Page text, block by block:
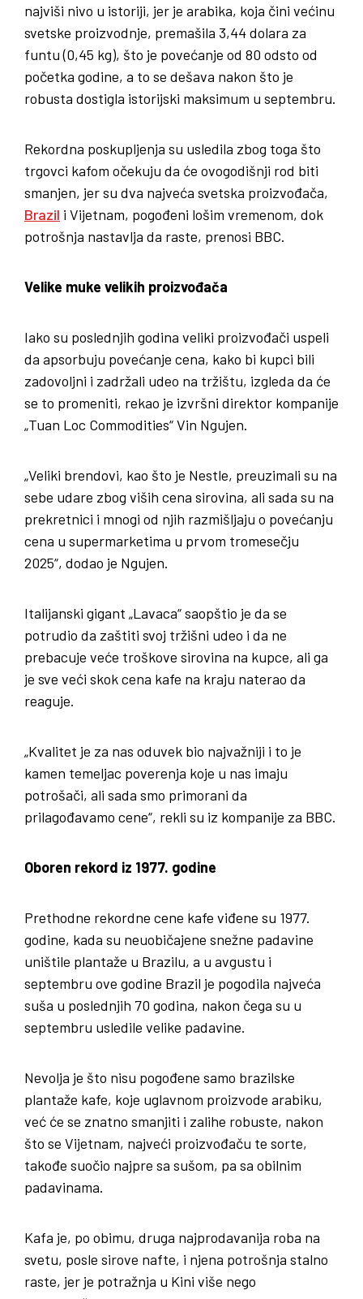
najviši nivo u istoriji, jer je arabika, koja čini većinu
svetske proizvodnje, premašila 3,44 dolara za
funtu (0,45 kg), što je povećanje od 80 odsto od
početka godine, a to se dešava nakon što je
robusta dostigla istorijski maksimum u septembru.
Rekordna poskupljenja su usledila zbog toga što
trgovci kafom očekuju da će ovogodišnji rod biti
smanjen, jer su dva najveća svetska proizvođača,
Brazil i Vijetnam, pogođeni lošim vremenom, dok
potrošnja nastavlja da raste, prenosi BBC.
Velike muke velikih proizvođača
Iako su poslednjih godina veliki proizvođači uspeli
da apsorbuju povećanje cena, kako bi kupci bili
zadovoljni i zadržali udeo na tržištu, izgleda da će
se to promeniti, rekao je izvršni direktor kompanije
„Tuan Loc Commodities“ Vin Ngujen.
„Veliki brendovi, kao što je Nestle, preuzimali su na
sebe udare zbog viših cena sirovina, ali sada su na
prekretnici i mnogi od njih razmišljaju o povećanju
cena u supermarketima u prvom tromesečju
2025“, dodao je Ngujen.
Italijanski gigant „Lavaca“ saopštio je da se
potrudio da zaštiti svoj tržišni udeo i da ne
prebacuje veće troškove sirovina na kupce, ali ga
je sve veći skok cena kafe na kraju naterao da
reaguje.
„Kvalitet je za nas oduvek bio najvažniji i to je
kamen temeljac poverenja koje u nas imaju
potrošači, ali sada smo primorani da
prilagođavamo cene“, rekli su iz kompanije za BBC.
Oboren rekord iz 1977. godine
Prethodne rekordne cene kafe viđene su 1977.
godine, kada su neuobičajene snežne padavine
uništile plantaže u Brazilu, a u avgustu i
septembru ove godine Brazil je pogodila najveća
suša u poslednjih 70 godina, nakon čega su u
septembru usledile velike padavine.
Nevolja je što nisu pogođene samo brazilske
plantaže kafe, koje uglavnom proizvode arabiku,
već će se znatno smanjiti i zalihe robuste, nakon
što se Vijetnam, najveći proizvođaču te sorte,
takođe suočio najpre sa sušom, pa sa obilnim
padavinama.
Kafa je, po obimu, druga najprodavanija roba na
svetu, posle sirove nafte, i njena potrošnja stalno
raste, jer je potražnja u Kini više nego